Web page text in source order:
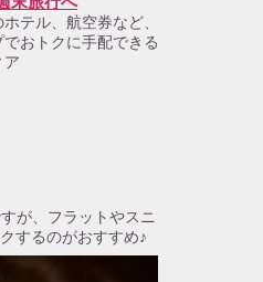
テル、航空券など、
でおトクに手配できる
ア
が、フラットやスニ
するのがおすすめ♪